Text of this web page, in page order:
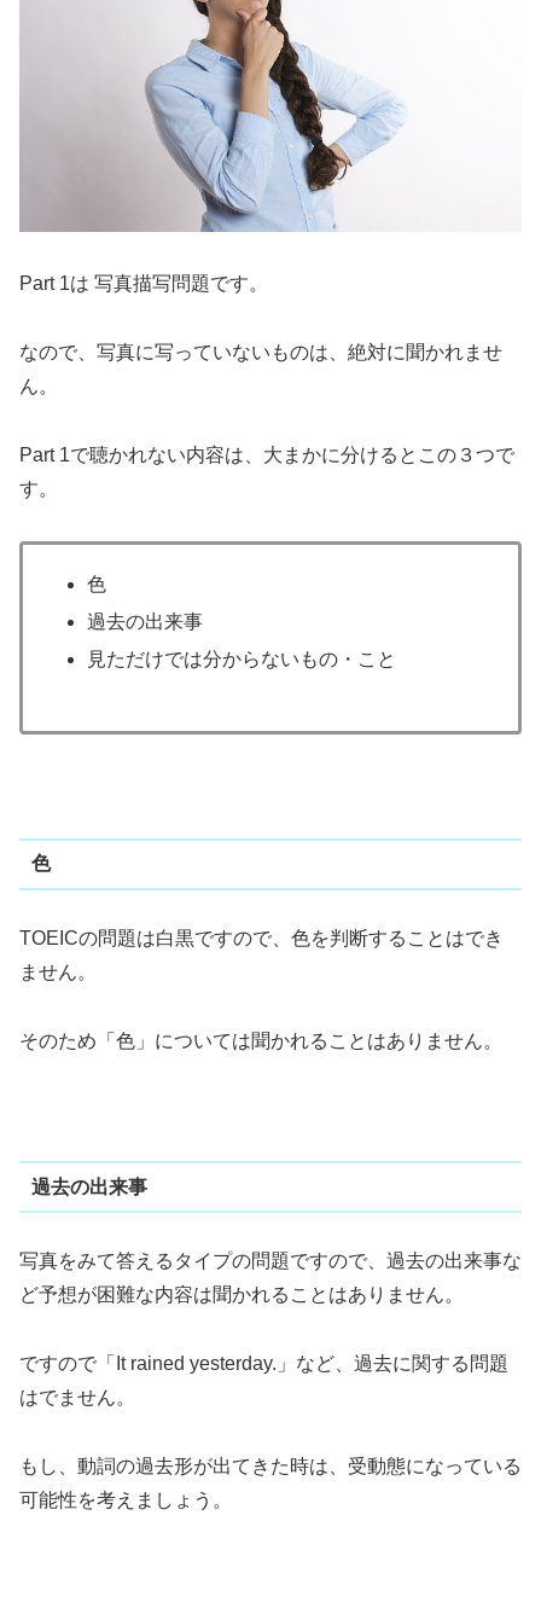
Part 1は 写真描写問題です。
なので、写真に写っていないものは、絶対に聞かれませ
ん。
Part 1で聴かれない内容は、大まかに分けるとこの３つで
す。
色
過去の出来事
見ただけでは分からないもの・こと
色
TOEICの問題は白黒ですので、色を判断することはでき
ません。
そのため「色」については聞かれることはありません。
過去の出来事
写真をみて答えるタイプの問題ですので、過去の出来事な
ど予想が困難な内容は聞かれることはありません。
ですので「It rained yesterday.」など、過去に関する問題
はでません。
もし、動詞の過去形が出てきた時は、受動態になっている
可能性を考えましょう。